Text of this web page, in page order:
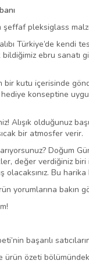
şeffaf pleksiglass
Türkiye’de kendi
ebru sanatı
bir kutu içerisinde
konseptine
Alışık olduğunuz
bir atmosfer verir.
Doğum
değer verdiğiniz
Bu harika
yorumlarına bakın
başarılı
özeti